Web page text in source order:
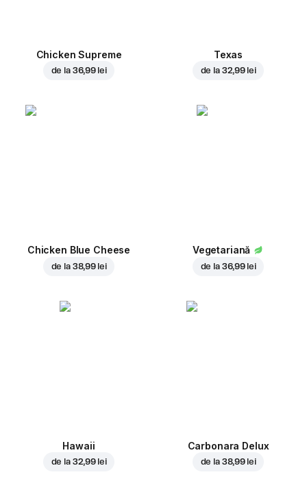
Chicken Supreme
de la 36,99 lei
Texas
de la 32,99 lei
Chicken Blue Cheese
de la 38,99 lei
Vegetariană
de la 36,99 lei
Hawaii
de la 32,99 lei
Carbonara Delux
de la 38,99 lei